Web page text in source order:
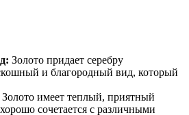
Золото придает серебру
и благородный вид, который
Золото имеет теплый, приятный
сочетается с различными